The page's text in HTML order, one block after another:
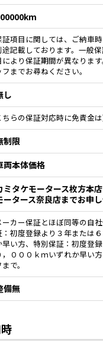
証項目に関しては、ご納車
途記載しております。一般
により保証期間が異なりま
フまでお尋ねください。
し
ちらの保証対応時に免責金は
制限
両本体価格
ミタケモータース枚方
ータース奈良店までお申
ーカー保証とほぼ同等の自
：初度登録より３年または
早い方、特別保証：初度登
，０００ｋｍいずれか早い
で。
備無